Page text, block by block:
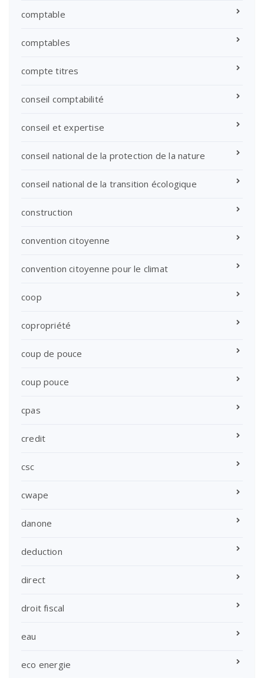
comptable
comptables
compte titres
conseil comptabilité
conseil et expertise
conseil national de la protection de la nature
conseil national de la transition écologique
construction
convention citoyenne
convention citoyenne pour le climat
coop
copropriété
coup de pouce
coup pouce
cpas
credit
csc
cwape
danone
deduction
direct
droit fiscal
eau
eco energie